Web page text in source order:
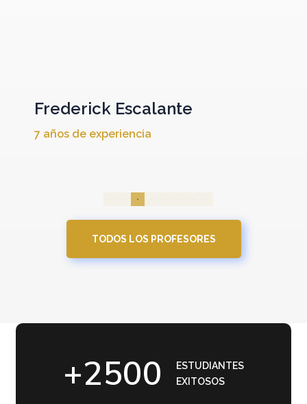
Frederick Escalante
7 años de experiencia
TODOS LOS PROFESORES
+2500
ESTUDIANTES
EXITOSOS